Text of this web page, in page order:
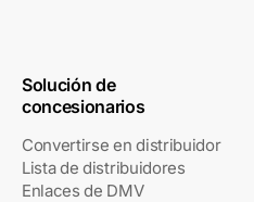
Solución de
concesionarios
Convertirse en distribuidor
Lista de distribuidores
Enlaces de DMV